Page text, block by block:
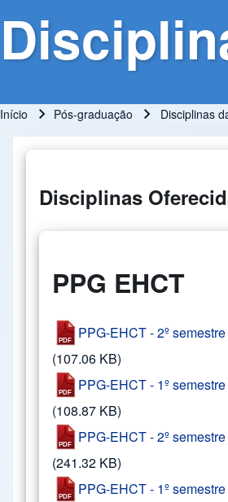
Trilha de
Início Pós-graduação Disciplinas
Disciplinas
PPG EHCT
PPG-EHCT - 2º
(107.06 KB)
PPG-EHCT - 1º
(108.87 KB)
PPG-EHCT - 2º
(241.32 KB)
PPG-EHCT - 1º